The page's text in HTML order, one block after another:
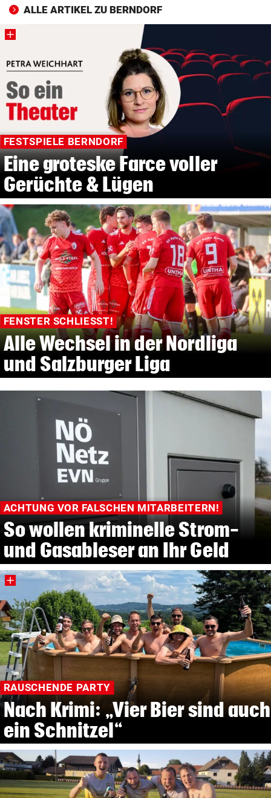
ALLE ARTIKEL ZU BERNDORF
FESTSPIELE BERNDORF
Eine groteske Farce voller
Gerüchte & Lügen
FENSTER SCHLIESST!
Alle Wechsel in der Nordliga
und Salzburger Liga
ACHTUNG VOR FALSCHEN MITARBEITERN!
So wollen kriminelle Strom-
und Gasableser an Ihr Geld
RAUSCHENDE PARTY
Nach Krimi: „Vier Bier sind auch
ein Schnitzel“